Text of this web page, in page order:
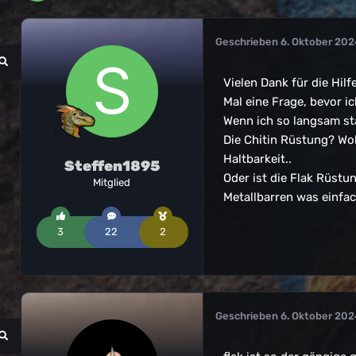
Steffen1895
Mitglied
3 22 2
Geschrieben 6. Oktober
Vielen Dank für die
Mal eine Frage, bevor
Wenn ich so langsam
Die Chitin Rüstung?
Haltbarkeit..
Oder ist die Flak
Metallbarren was
Geschrieben 6. Oktober